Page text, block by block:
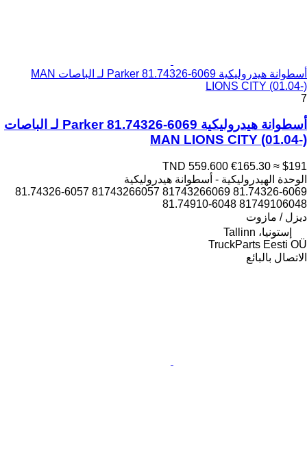
أسطوانة هيدروليكية Parker 81.74326-6069 لـ الباصات MAN
LIONS CITY (01.04-)
7
أسطوانة هيدروليكية Parker 81.74326-6069 لـ الباصات
MAN LIONS CITY (01.04-)
TND 559.600 €165.30 ≈ $191
الوحدة الهيدروليكية - أسطوانة هيدروليكية
81.74326-6069 81743266069 81743266057 81.74326-6057
81749106048 81.74910-6048
ديزل / مازوت
إستونيا، Tallinn
TruckParts Eesti OÜ
الاتصال بالبائع